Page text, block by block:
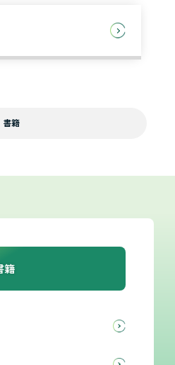
書籍
籍